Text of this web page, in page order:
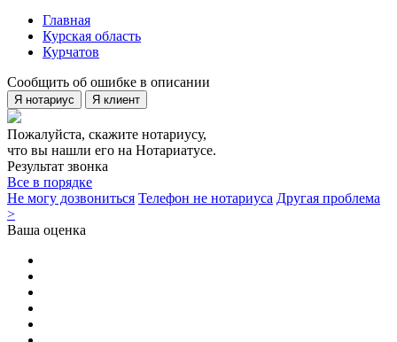
Главная
Курская область
Курчатов
Сообщить об ошибке в описании
Я нотариус Я клиент
Пожалуйста, скажите нотариусу,
что вы нашли его на Нотариатусе.
Результат звонка
Все в порядке
Не могу дозвониться Телефон не нотариуса Другая проблема
>
Ваша оценка